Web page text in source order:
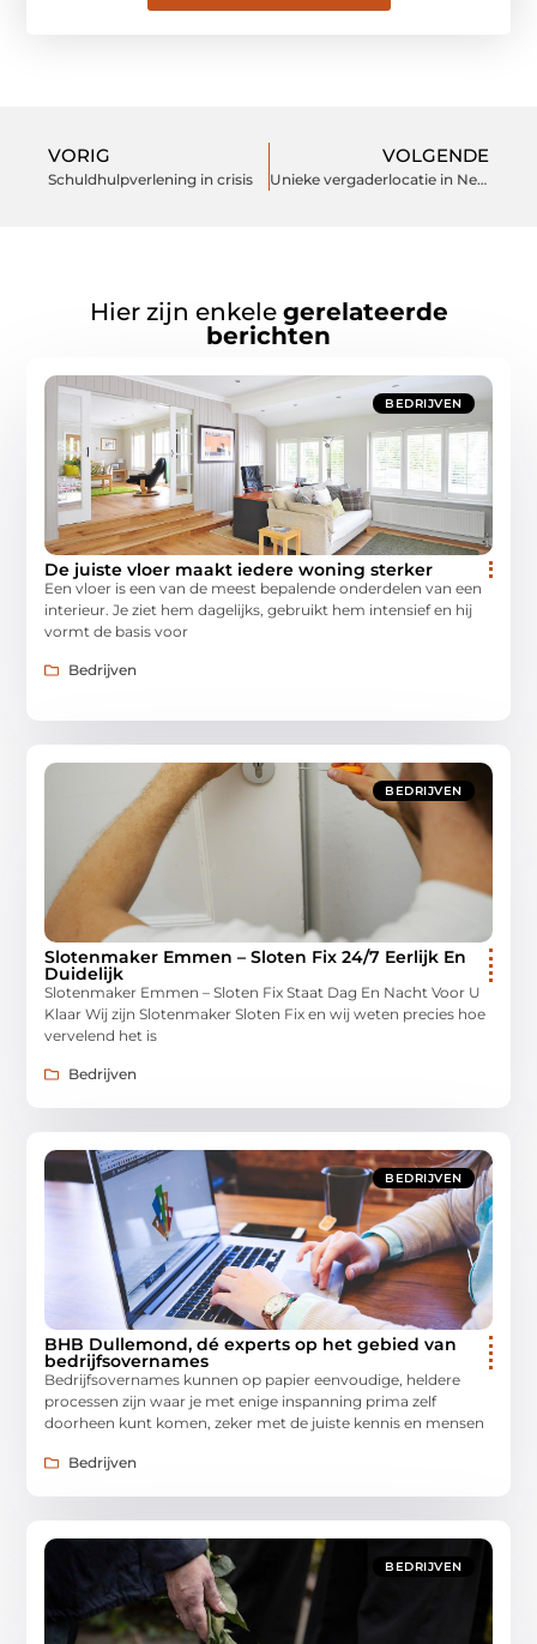
VORIG
Schuldhulpverlening in crisis
VOLGENDE
Unieke vergaderlocatie in Nederland
Hier zijn enkele gerelateerde
berichten
BEDRIJVEN
De juiste vloer maakt iedere woning sterker
Een vloer is een van de meest bepalende onderdelen van een
interieur. Je ziet hem dagelijks, gebruikt hem intensief en hij
vormt de basis voor
Bedrijven
BEDRIJVEN
Slotenmaker Emmen – Sloten Fix 24/7 Eerlijk En
Duidelijk
Slotenmaker Emmen – Sloten Fix Staat Dag En Nacht Voor U
Klaar Wij zijn Slotenmaker Sloten Fix en wij weten precies hoe
vervelend het is
Bedrijven
BEDRIJVEN
BHB Dullemond, dé experts op het gebied van
bedrijfsovernames
Bedrijfsovernames kunnen op papier eenvoudige, heldere
processen zijn waar je met enige inspanning prima zelf
doorheen kunt komen, zeker met de juiste kennis en mensen
Bedrijven
BEDRIJVEN